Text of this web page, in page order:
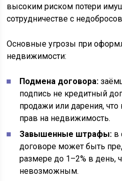
высоким риском потери
сотрудничестве с
Основные угрозы при
недвижимости:
Подмена договора:
подпись не кредитный
продажи или дарения,
прав на недвижимость.
Завышенные штрафы: в
договоре может быть
размере до 1–2% в день,
невозможным.